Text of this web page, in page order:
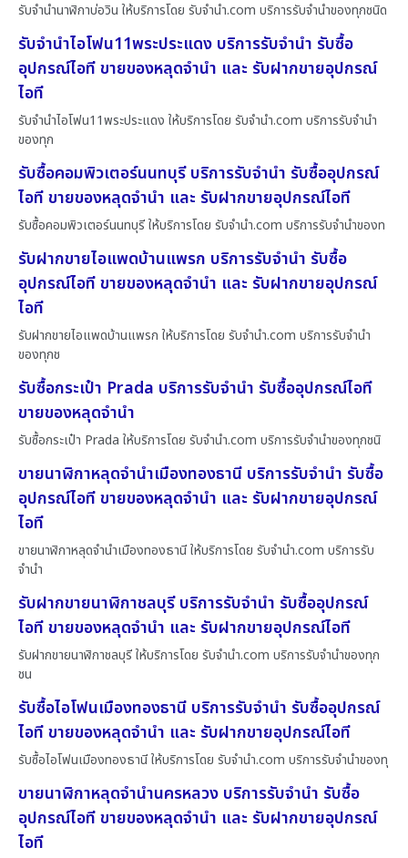
รับจำนำนาฬิกาบ่อวิน ให้บริการโดย รับจํานํา.com บริการรับจำนำของทุกชนิด
รับจำนำไอโฟน11พระประแดง บริการรับจำนำ รับซื้อ
อุปกรณ์ไอที ขายของหลุดจำนำ และ รับฝากขายอุปกรณ์
ไอที
รับจำนำไอโฟน11พระประแดง ให้บริการโดย รับจํานํา.com บริการรับจำนำ
ของทุก
รับซื้อคอมพิวเตอร์นนทบุรี บริการรับจำนำ รับซื้ออุปกรณ์
ไอที ขายของหลุดจำนำ และ รับฝากขายอุปกรณ์ไอที
รับซื้อคอมพิวเตอร์นนทบุรี ให้บริการโดย รับจํานํา.com บริการรับจำนำของท
รับฝากขายไอแพดบ้านแพรก บริการรับจำนำ รับซื้อ
อุปกรณ์ไอที ขายของหลุดจำนำ และ รับฝากขายอุปกรณ์
ไอที
รับฝากขายไอแพดบ้านแพรก ให้บริการโดย รับจํานํา.com บริการรับจำนำ
ของทุกช
รับซื้อกระเป๋า Prada บริการรับจำนำ รับซื้ออุปกรณ์ไอที
ขายของหลุดจำนำ
รับซื้อกระเป๋า Prada ให้บริการโดย รับจํานํา.com บริการรับจำนำของทุกชนิ
ขายนาฬิกาหลุดจำนำเมืองทองธานี บริการรับจำนำ รับซื้อ
อุปกรณ์ไอที ขายของหลุดจำนำ และ รับฝากขายอุปกรณ์
ไอที
ขายนาฬิกาหลุดจำนำเมืองทองธานี ให้บริการโดย รับจํานํา.com บริการรับ
จำนำ
รับฝากขายนาฬิกาชลบุรี บริการรับจำนำ รับซื้ออุปกรณ์
ไอที ขายของหลุดจำนำ และ รับฝากขายอุปกรณ์ไอที
รับฝากขายนาฬิกาชลบุรี ให้บริการโดย รับจํานํา.com บริการรับจำนำของทุก
ชน
รับซื้อไอโฟนเมืองทองธานี บริการรับจำนำ รับซื้ออุปกรณ์
ไอที ขายของหลุดจำนำ และ รับฝากขายอุปกรณ์ไอที
รับซื้อไอโฟนเมืองทองธานี ให้บริการโดย รับจํานํา.com บริการรับจำนำของทุ
ขายนาฬิกาหลุดจำนำนครหลวง บริการรับจำนำ รับซื้อ
อุปกรณ์ไอที ขายของหลุดจำนำ และ รับฝากขายอุปกรณ์
ไอที